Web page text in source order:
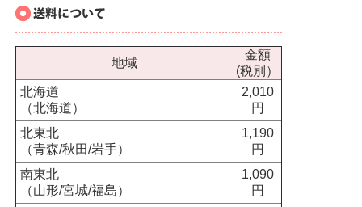
地域
金額
(税別）
北海道
（北海道）
2,010
円
北東北
（青森/秋田/岩手）
1,190
円
南東北
（山形/宮城/福島）
1,090
円